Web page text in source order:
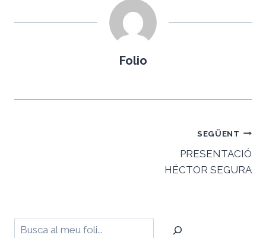
Folio
SEGÜENT
PRESENTACIÓ
HÉCTOR SEGURA
Cerca